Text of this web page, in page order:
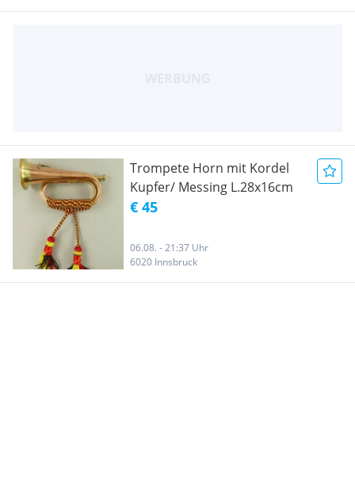
Trompete Horn mit Kordel
Kupfer/ Messing L.28x16cm
€ 45
06.08. - 21:37 Uhr
6020 Innsbruck